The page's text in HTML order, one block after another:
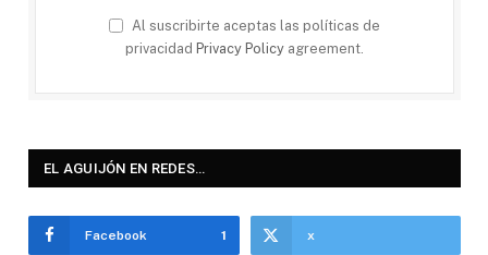
Al suscribirte aceptas las políticas de
privacidad Privacy Policy agreement.
EL AGUIJÓN EN REDES…
Facebook 1 x